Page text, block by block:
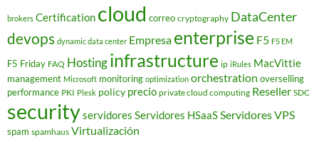
brokers Certification cloud correo cryptography DataCenter
devops dynamic data center Empresa enterprise F5 F5 EM
F5 Friday FAQ Hostinginfrastructure ip iRules MacVittie
management Microsoft monitoring optimization orchestration overselling
performance PKI Plesk policy precio private cloud computing Reseller SDC
securityservidores Servidores HSaaSServidores VPS
spam spamhaus Virtualización